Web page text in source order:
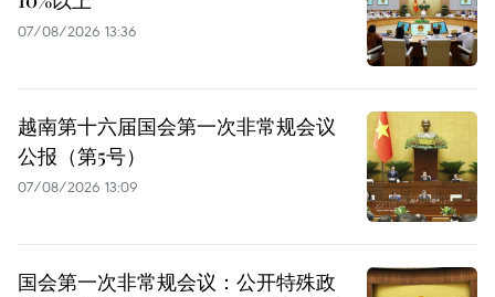
07/08/2026 13:36
越南第十六届国会第一次非常规会议
公报（第5号）
07/08/2026 13:09
国会第一次非常规会议：公开特殊政